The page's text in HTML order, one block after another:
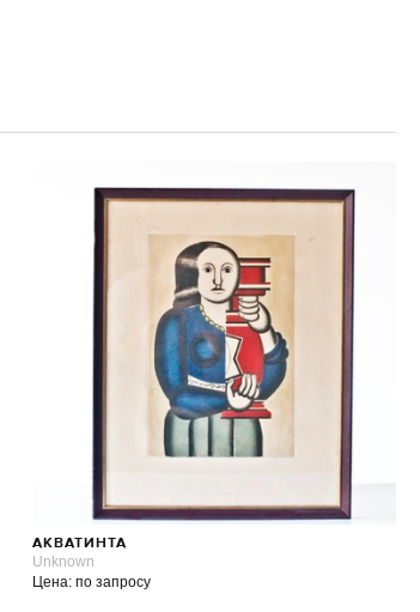
АКВАТИНТА
Unknown
Цена: по запросу